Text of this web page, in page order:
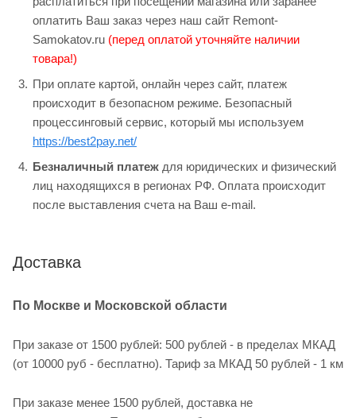
оплатить Ваш заказ через наш сайт Remont-
Samokatov.ru (перед оплатой уточняйте наличии
товара!)
При оплате картой, онлайн через сайт, платеж
происходит в безопасном режиме. Безопасный
процессинговый сервис, который мы используем
https://best2pay.net/
Безналичный платеж для юридических и физический
лиц находящихся в регионах РФ. Оплата происходит
после выставления счета на Ваш e-mail.
Доставка
По Москве и Московской области
При заказе от 1500 рублей: 500 рублей - в пределах МКАД
(от 10000 руб - бесплатно). Тариф за МКАД 50 рублей - 1 км
При заказе менее 1500 рублей, доставка не